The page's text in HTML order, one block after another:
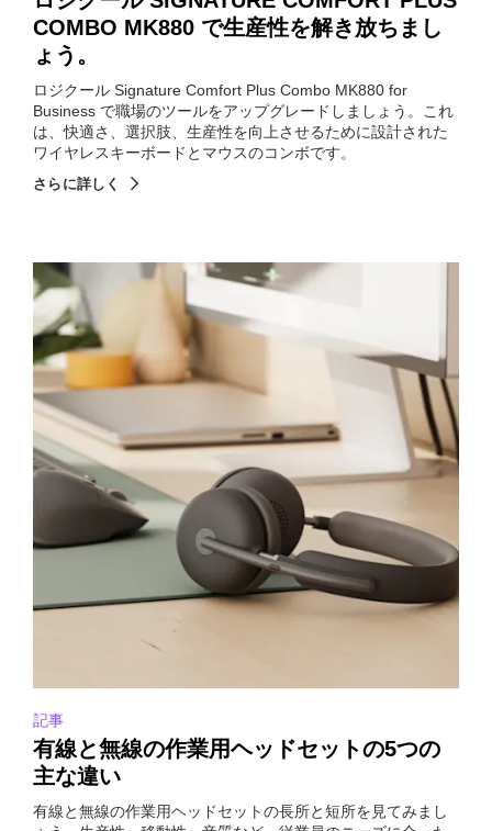
COMBO MK880 で生産性を解き放ちまし
ょう。
ロジクール Signature Comfort Plus Combo MK880 for
Business で職場のツールをアップグレードしましょう。これ
は、快適さ、選択肢、生産性を向上させるために設計された
ワイヤレスキーボードとマウスのコンボです。
さらに詳しく
記事
有線と無線の作業用ヘッドセットの5つの
主な違い
有線と無線の作業用ヘッドセットの長所と短所を見てみまし